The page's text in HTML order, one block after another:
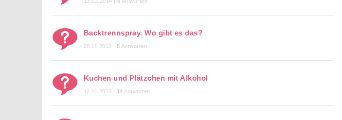
Backtrennspray. Wo gibt es das?
20.11.2013 | 5 Antworten
Kuchen und Plätzchen mit Alkohol
12.11.2013 | 14 Antworten